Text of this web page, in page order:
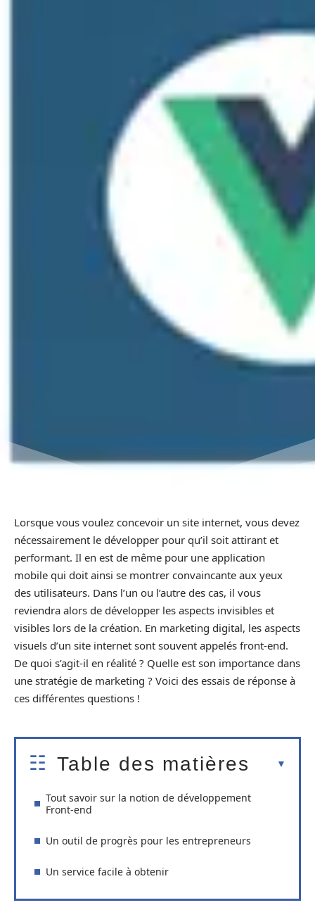
Lorsque vous voulez concevoir un site internet, vous devez
nécessairement le développer pour qu’il soit attirant et
performant. Il en est de même pour une application
mobile qui doit ainsi se montrer convaincante aux yeux
des utilisateurs. Dans l’un ou l’autre des cas, il vous
reviendra alors de développer les aspects invisibles et
visibles lors de la création. En marketing digital, les aspects
visuels d’un site internet sont souvent appelés front-end.
De quoi s’agit-il en réalité ? Quelle est son importance dans
une stratégie de marketing ? Voici des essais de réponse à
ces différentes questions !
Table des matières
Tout savoir sur la notion de développement
Front-end
Un outil de progrès pour les entrepreneurs
Un service facile à obtenir